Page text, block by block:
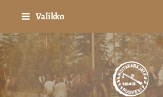
Siirry
sivun
sisältöön
Valikko